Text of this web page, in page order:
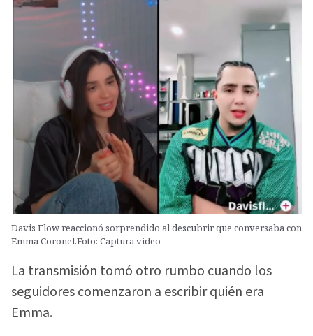
Davis Flow reaccionó sorprendido al descubrir que conversaba con
Emma Coronel.Foto: Captura video
La transmisión tomó otro rumbo cuando los
seguidores comenzaron a escribir quién era
Emma.